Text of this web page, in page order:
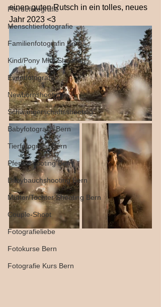
Pferdefotografie
Menschtierfotografie
Familienfotografin Bern
Kind/Pony Mini-Shooting
Eventfotografie
Newbornshooting
Schwangerschaftsshooting
Babyfotografin Bern
Tierfotografie Bern
Pferdeshooting Bern
Babybauchshooting Bern
Mutter/Tochter Shooting Bern
Couple-Shoot
Fotografieliebe
Fotokurse Bern
Fotografie Kurs Bern
einen guten Rutsch in ein tolles, neues
Jahr 2023 <3